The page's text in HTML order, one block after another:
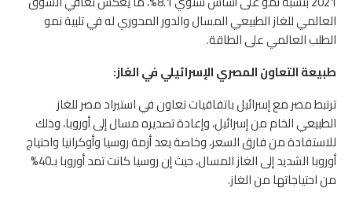
العالمي للغاز الطبيعي المسال والدور المحوري له في تلبية نمو
الطلب العالمي على الطاقة.
طبيعة التعاون المصري الإسرائيلي في الغاز:
ترتبط مصر مع إسرائيل باتفاقيات تعاون في استيراد مصر للغاز
الطبيعي الخام من إسرائيل، وإعادة تصديره مسال إلى أوروبا، وذلك
للاستفادة من فارق السعر، وخاصة بعد أزمة روسيا وأوكرانيا واحتياج
أوروبا الشديد إلى الغاز المسال، حيث إن روسيا كانت تمد أوروبا بـ40%
من احتياجاتها من الغاز.